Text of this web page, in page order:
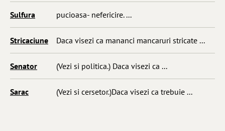
Sulfura pucioasa- nefericire. ...
Stricaciune Daca visezi ca mananci mancaruri stricate ...
Senator (Vezi si politica.) Daca visezi ca ...
Sarac (Vezi si cersetor.)Daca visezi ca trebuie ...